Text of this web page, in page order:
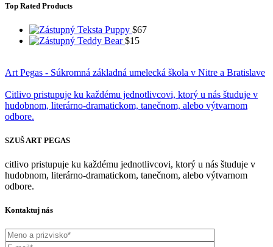
Top Rated Products
Teksta Puppy $67
Teddy Bear $15
Art Pegas - Súkromná základná umelecká škola v Nitre a Bratislave
Citlivo pristupuje ku každému jednotlivcovi, ktorý u nás študuje v
hudobnom, literárno-dramatickom, tanečnom, alebo výtvarnom
odbore.
SZUŠ ART PEGAS
citlivo pristupuje ku každému jednotlivcovi, ktorý u nás študuje v
hudobnom, literárno-dramatickom, tanečnom, alebo výtvarnom
odbore.
Kontaktuj nás